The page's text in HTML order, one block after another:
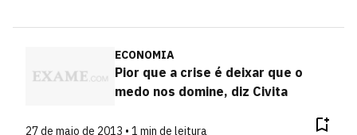
ECONOMIA
Pior que a crise é deixar que o
medo nos domine, diz Civita
27 de maio de 2013 • 1 min de leitura